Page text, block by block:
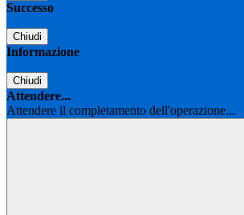
Successo
Chiudi
Informazione
Chiudi
Attendere...
Attendere il completamento dell'operazione...